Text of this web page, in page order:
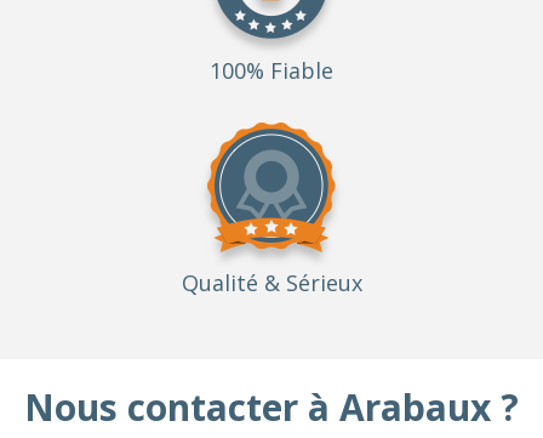
100% Fiable
Qualité & Sérieux
Nous contacter à Arabaux ?